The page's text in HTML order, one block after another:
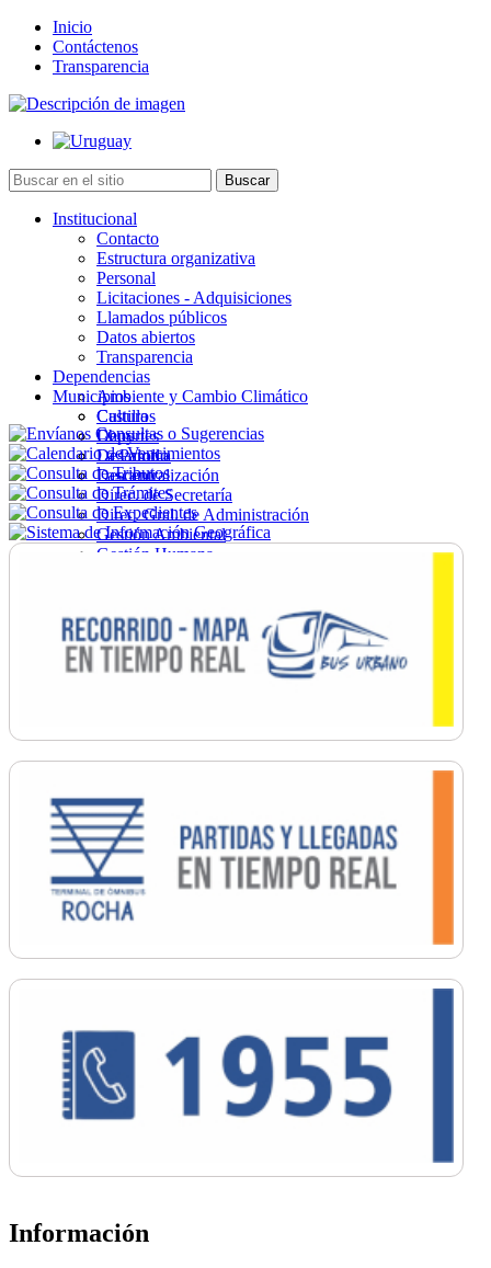
Inicio
Contáctenos
Transparencia
Institucional
Contacto
Estructura organizativa
Personal
Licitaciones - Adquisiciones
Llamados públicos
Datos abiertos
Transparencia
Dependencias
Ambiente y Cambio Climático
Cultura
Deportes
Desarrollo
Descentralización
Direc. de Secretaría
Direc. Gral. de Administración
Gestión Ambiental
Gestión Humana
Ordenamiento
Promoción Social
Salud
Secretaría General
Municipios
Castillos
Chuy
La Paloma
Lascano
Información